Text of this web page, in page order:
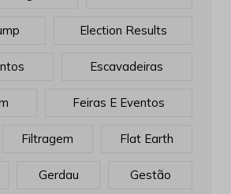
Election Results
Escavadeiras
Feiras E Eventos
Filtragem Flat Earth
Gerdau Gestão